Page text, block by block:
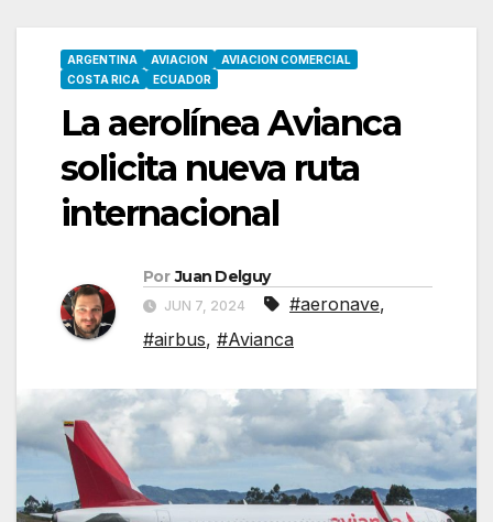
ARGENTINA AVIACION
AVIACION COMERCIAL
COSTA RICA
ECUADOR
La aerolínea Avianca
solicita nueva ruta
internacional
Por Juan Delguy
JUN 7, 2024 #aeronave,
#airbus, #Avianca